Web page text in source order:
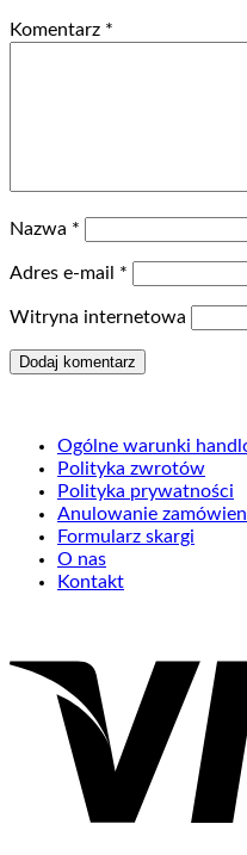
Komentarz *
Nazwa *
Adres e-mail *
Witryna internetowa
Ogólne warunki
Polityka zwrotów
Polityka prywatności
Anulowanie
Formularz skargi
O nas
Kontakt